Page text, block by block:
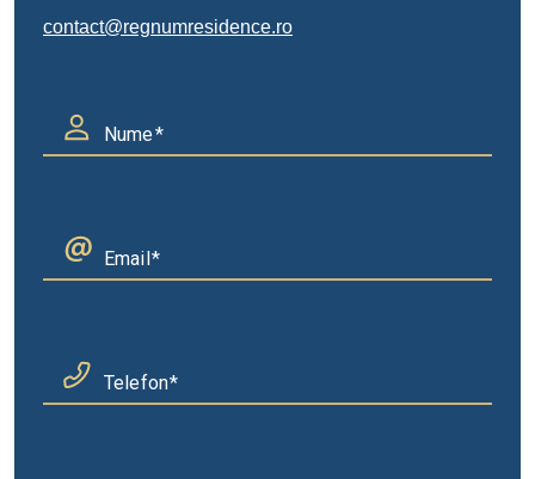
contact@regnumresidence.ro
Nume
Email
Telefon